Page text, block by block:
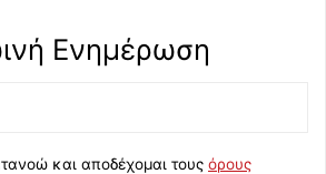
Eνημέρωση
και αποδέχομαι τους όρους